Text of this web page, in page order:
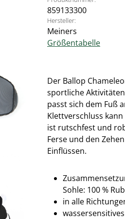
859133300
Hersteller:
Meiners
Größentabelle
Der Ballop
sportliche
passt sich dem Fuß
Klettverschluss
ist rutschfest und
Ferse und den
Einflüssen.
Sohle: 100 %
in alle